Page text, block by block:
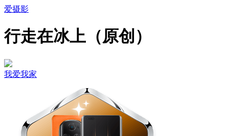
爱摄影
行走在冰上（原创）
我爱我家